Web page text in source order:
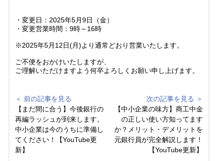
・変更日：2025年5月9日（金）
・変更営業時間：9時～16時
※2025年5月12日(月)より通常どおり営業いたします。
ご不便をおかけいたしますが、
ご理解いただけますよう何卒よろしくお願い申し上げます。
＜ 前の記事を見る
【まだ間に合う】今後銀行の
再編ラッシュが到来します。
中小企業は今のうちに準備し
てください！【YouTube更
新】
次の記事を見る ＞
【中小企業の味方】商工中金
の正しい使い方知ってます
か？メリット・デメリットを
元銀行員が完全解説します！
【YouTube更新】